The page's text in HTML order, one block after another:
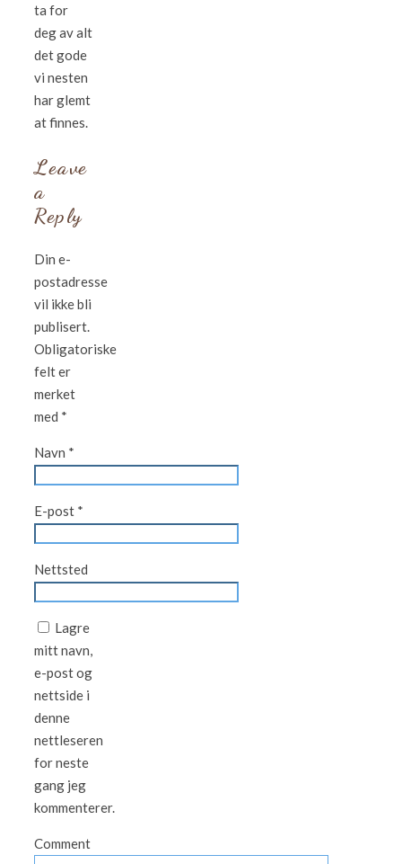
ta for
deg av alt
det gode
vi nesten
har glemt
at finnes.
Leave
a
Reply
Din e-
postadresse
vil ikke bli
publisert.
Obligatoriske
felt er
merket
med *
Navn *
E-post *
Nettsted
Lagre
mitt navn,
e-post og
nettside i
denne
nettleseren
for neste
gang jeg
kommenterer.
Comment